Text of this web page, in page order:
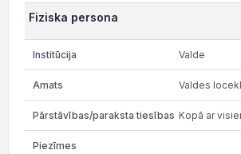
Fiziska persona
Valde
Valdes
Kopā ar